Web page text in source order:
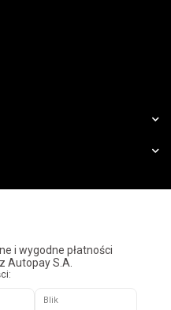
i wygodne płatności
Autopay S.A.
Blik